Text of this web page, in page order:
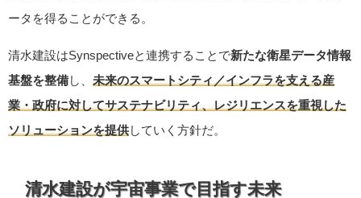
ータを得ることができる。
清水建設はSynspectiveと連携することで新たな衛星データ情報
基盤を整備 し、 未来のスマートシティ／インフラを支える産
業・政府に対してサステナビリティ、レジリエンスを重視した
ソリューションを提供 していく方針だ。
清水建設が宇宙事業で目指す未来